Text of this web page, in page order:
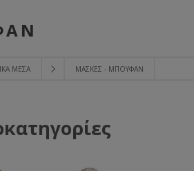
ΜΈΣΑ ΜΆΣΚΕΣ - ΜΠΟΥΦΆΝ